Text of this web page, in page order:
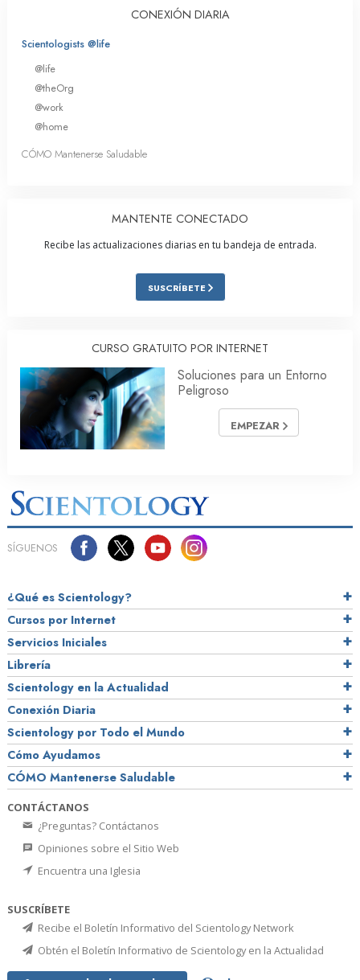
CONEXIÓN DIARIA
Scientologists @life
@life
@theOrg
@work
@home
CÓMO Mantenerse Saludable
MANTENTE CONECTADO
Recibe las actualizaciones diarias en tu bandeja de entrada.
SUSCRÍBETE
CURSO GRATUITO POR INTERNET
Soluciones para un Entorno
Peligroso
EMPEZAR
SÍGUENOS
¿Qué es Scientology?
Cursos por Internet
Servicios Iniciales
Librería
Scientology en la Actualidad
Conexión Diaria
Scientology por Todo el Mundo
Cómo Ayudamos
CÓMO Mantenerse Saludable
CONTÁCTANOS
¿Preguntas? Contáctanos
Opiniones sobre el Sitio Web
Encuentra una Iglesia
SUSCRÍBETE
Recibe el Boletín Informativo del Scientology Network
Obtén el Boletín Informativo de Scientology en la Actualidad